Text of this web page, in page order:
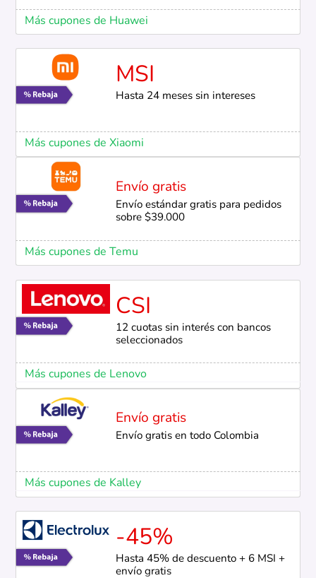
Más cupones de Huawei
MSI
Hasta 24 meses sin intereses
Más cupones de Xiaomi
Envío gratis
Envío estándar gratis para pedidos
sobre $39.000
Más cupones de Temu
CSI
12 cuotas sin interés con bancos
seleccionados
Más cupones de Lenovo
Envío gratis
Envío gratis en todo Colombia
Más cupones de Kalley
-45%
Hasta 45% de descuento + 6 MSI +
envío gratis